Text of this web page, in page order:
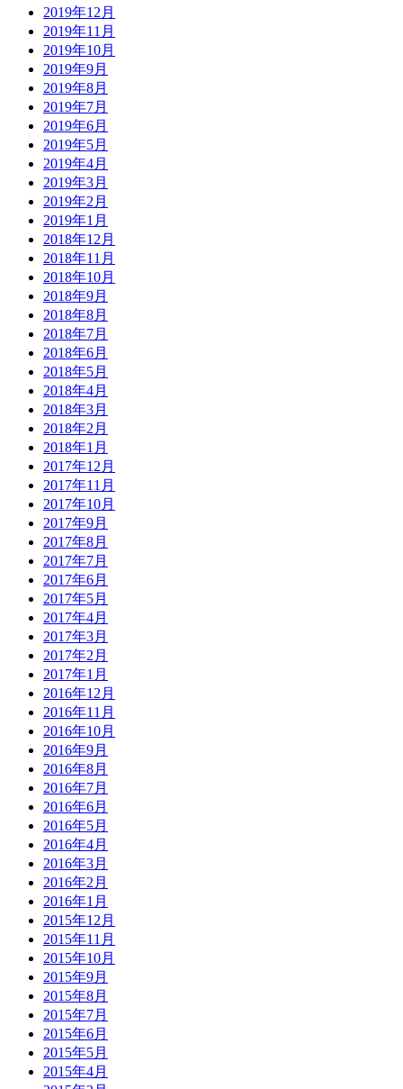
2019年12月
2019年11月
2019年10月
2019年9月
2019年8月
2019年7月
2019年6月
2019年5月
2019年4月
2019年3月
2019年2月
2019年1月
2018年12月
2018年11月
2018年10月
2018年9月
2018年8月
2018年7月
2018年6月
2018年5月
2018年4月
2018年3月
2018年2月
2018年1月
2017年12月
2017年11月
2017年10月
2017年9月
2017年8月
2017年7月
2017年6月
2017年5月
2017年4月
2017年3月
2017年2月
2017年1月
2016年12月
2016年11月
2016年10月
2016年9月
2016年8月
2016年7月
2016年6月
2016年5月
2016年4月
2016年3月
2016年2月
2016年1月
2015年12月
2015年11月
2015年10月
2015年9月
2015年8月
2015年7月
2015年6月
2015年5月
2015年4月